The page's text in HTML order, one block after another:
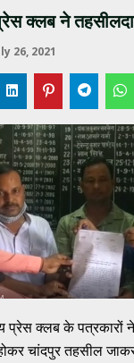
क्लब ने
26, 2021
प्रेस क्लब के पत्रकारों
चांदपुर तहसील